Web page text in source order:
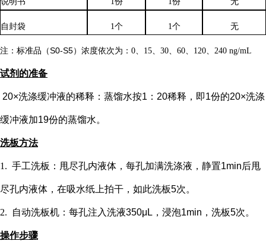
自封袋 1个 1个 无
注：标准品（S0-S5）浓度依次为： 0、15、30、60、120、240 ng/mL
试剂的准备
20×洗涤缓冲液的稀释：蒸馏水按1：20稀释，即1份的20×洗涤
缓冲液加19份的蒸馏水。
洗板方法
1. 手工洗板：甩尽孔内液体，每孔加满洗涤液，静置1min后甩
尽孔内液体，在吸水纸上拍干，如此洗板5次。
2. 自动洗板机：每孔注入洗液350μL，浸泡1min，洗板5次。
操作步骤